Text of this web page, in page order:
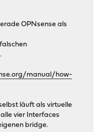
OPNsense als
manual/how-
läuft als virtuelle
vier Interfaces
bridge.